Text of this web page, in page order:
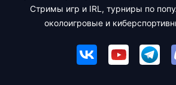
Стримы игр и IRL, турниры по
околоигровые и